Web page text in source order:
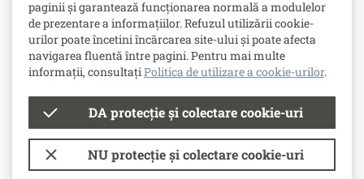
paginii și garantează funcționarea normală a modulelor
de prezentare a informațiilor. Refuzul utilizării cookie-
urilor poate încetini încărcarea site-ului și poate afecta
navigarea fluentă între pagini. Pentru mai multe
informații, consultațiPolitica de utilizare a cookie-urilor.
DA protecție și colectare cookie-uri
NU protecție și colectare cookie-uri
MD-2005, Chişinău, Republica Moldova
-Contacte
-Posturi vacante
© Banca Națională a Moldovei
Condiții de utilizare